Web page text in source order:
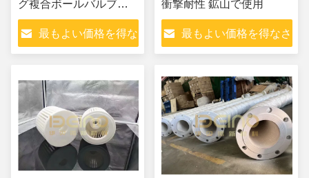
グ複合ボールバルブ、
アルミナセラミックボ
ールバルブ
最もよい価格を得な
衝撃耐性 鉱山で使用
最もよい価格を得なさ